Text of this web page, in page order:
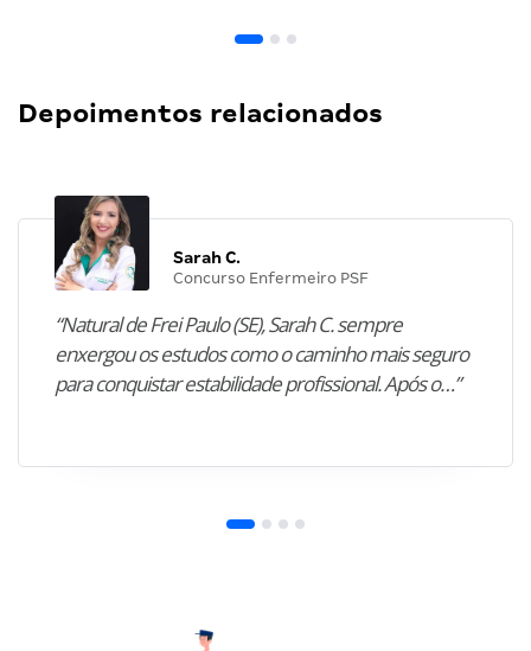
Depoimentos relacionados
Sarah C.
Concurso Enfermeiro PSF
“Natural de Frei Paulo (SE), Sarah C. sempre
enxergou os estudos como o caminho mais seguro
para conquistar estabilidade profissional. Após o…”